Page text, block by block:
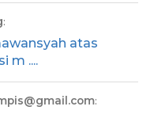
:
atas
m ....
: